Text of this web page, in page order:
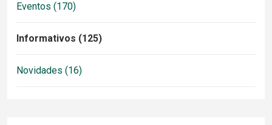
Eventos (170)
Informativos (125)
Novidades (16)